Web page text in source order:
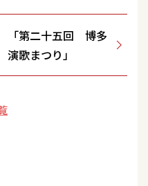
「第二十五回 博多
演歌まつり」